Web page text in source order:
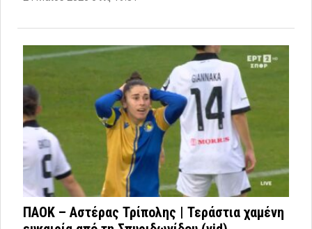
ΠΑΟΚ – Αστέρας Τρίπολης | Τεράστια χαμένη